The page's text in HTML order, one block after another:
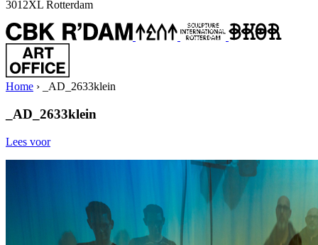
3012XL Rotterdam
Home › _AD_2633klein
_AD_2633klein
Lees voor